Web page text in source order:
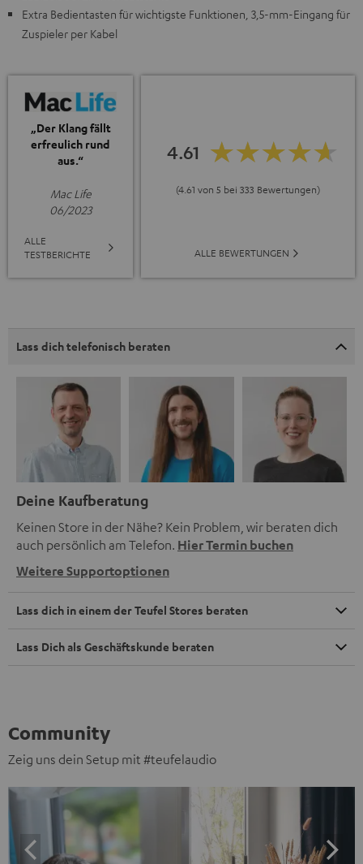
Extra Bedientasten für wichtigste Funktionen, 3,5-mm-Eingang für
Zuspieler per Kabel
„Der Klang fällt
erfreulich rund
aus.“
Mac Life
06/2023
ALLE
TESTBERICHTE
4.61
(4.61 von 5 bei 333 Bewertungen)
ALLE BEWERTUNGEN
Lass dich telefonisch beraten
Deine Kaufberatung
Keinen Store in der Nähe? Kein Problem, wir beraten dich
auch persönlich am Telefon. Hier Termin buchen
Weitere Supportoptionen
Lass dich in einem der Teufel Stores beraten
Lass Dich als Geschäftskunde beraten
Community
Zeig uns dein Setup mit #teufelaudio